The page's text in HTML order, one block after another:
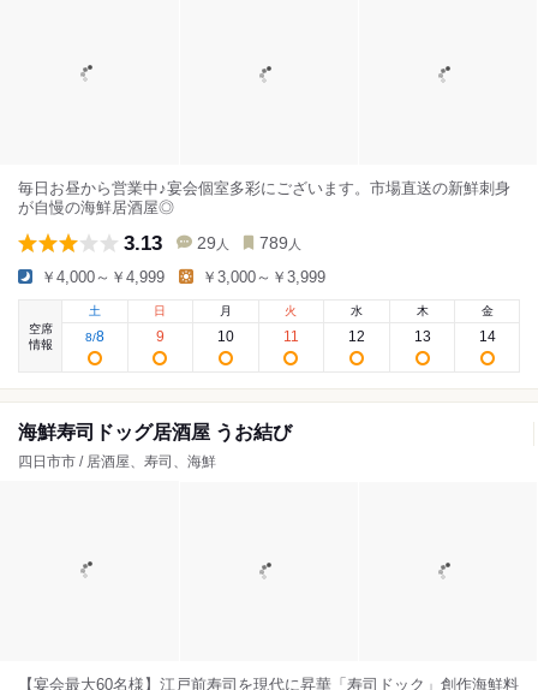
毎日お昼から営業中♪宴会個室多彩にございます。市場直送の新鮮刺身
が自慢の海鮮居酒屋◎
3.13 29 人 789 人
￥4,000～￥4,999 ￥3,000～￥3,999
空席
情報
土
8/8
日
9
月
10
火
11
水
12
木
13
金
14
海鮮寿司ドッグ居酒屋 うお結び
四日市市 / 居酒屋、寿司、海鮮
【宴会最大60名様】江戸前寿司を現代に昇華「寿司ドック」創作海鮮料